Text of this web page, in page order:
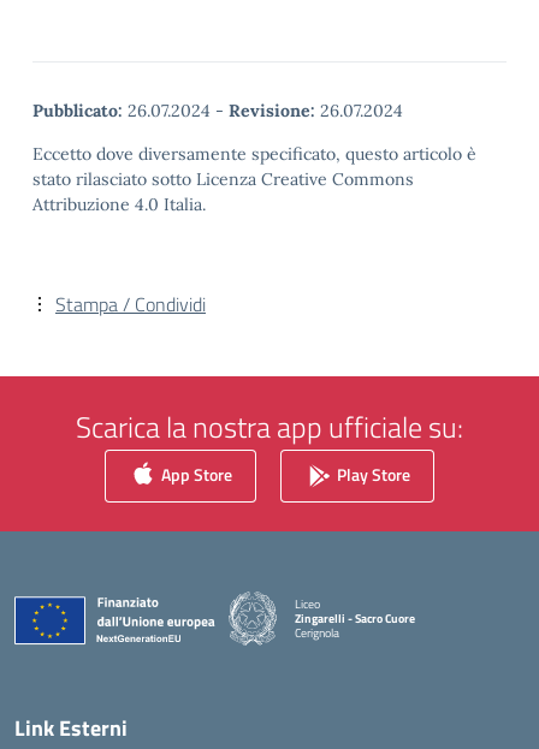
Pubblicato: 26.07.2024 - Revisione: 26.07.2024
Eccetto dove diversamente specificato, questo articolo è
stato rilasciato sotto Licenza Creative Commons
Attribuzione 4.0 Italia.
Stampa / Condividi
Scarica la nostra app ufficiale su:
App Store Play Store
Liceo
Zingarelli - Sacro Cuore
Cerignola
— Visita la pagina iniziale della scuola
Link Esterni